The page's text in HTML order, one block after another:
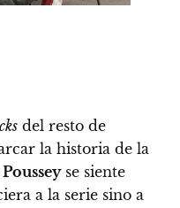
del resto de
la historia de la
Pousseyse siente
a la serie sino a